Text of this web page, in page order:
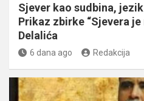
Sjever kao sudbina,
Prikaz zbirke “Sjevera je
Delalića
6 dana ago Redakcija